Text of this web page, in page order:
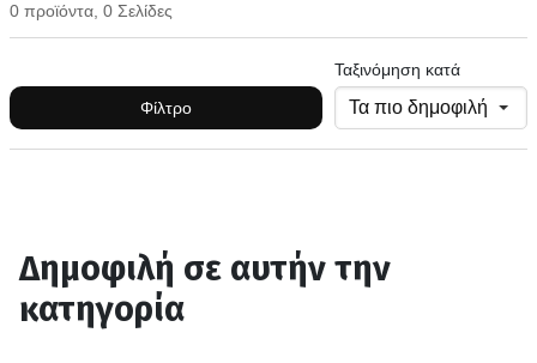
0 προϊόντα, 0 Σελίδες
Φίλτρο
Ταξινόμηση κατά
Δημοφιλή σε αυτήν την
κατηγορία